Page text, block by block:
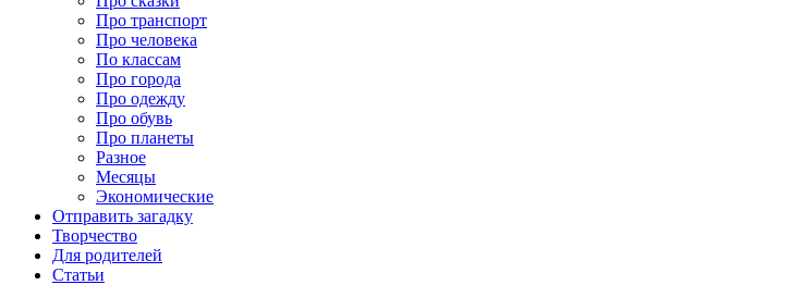
Про транспорт
Про человека
По классам
Про города
Про одежду
Про обувь
Про планеты
Разное
Месяцы
Экономические
Отправить загадку
Творчество
Для родителей
Статьи